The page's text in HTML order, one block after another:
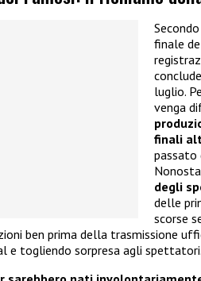
finale
luglio.
venga
finali
passato
degli
delle
scorse
ben prima della trasmissione
e togliendo sorpresa agli spettatori.